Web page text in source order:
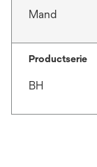
Mand
Productserie
BH